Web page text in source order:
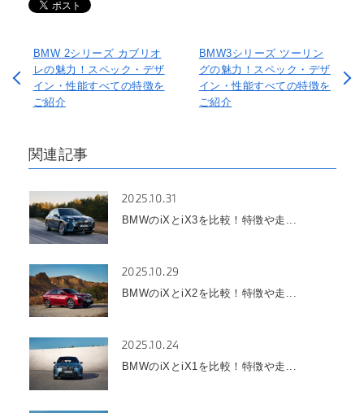
BMW 2シリーズ カブリオ
レの魅力！スペック・デザ
イン・性能すべての特徴を
ご紹介
BMW3シリーズ ツーリン
グの魅力！スペック・デザ
イン・性能すべての特徴を
ご紹介
関連記事
2025.10.31
BMWのiXとiX3を比較！特徴や走...
2025.10.29
BMWのiXとiX2を比較！特徴や走...
2025.10.24
BMWのiXとiX1を比較！特徴や走...